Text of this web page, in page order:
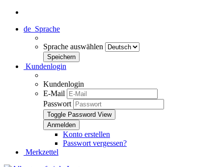
de Sprache
Sprache auswählen
Kundenlogin
Kundenlogin
E-Mail
Passwort
Toggle Password View
Konto erstellen
Passwort vergessen?
Merkzettel